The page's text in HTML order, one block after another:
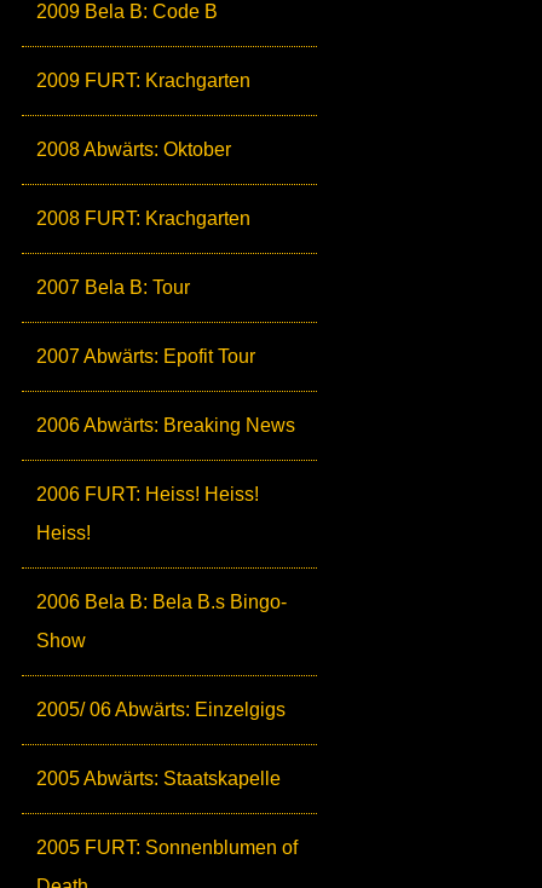
2009 Bela B: Code B
2009 FURT: Krachgarten
2008 Abwärts: Oktober
2008 FURT: Krachgarten
2007 Bela B: Tour
2007 Abwärts: Epofit Tour
2006 Abwärts: Breaking News
2006 FURT: Heiss! Heiss!
Heiss!
2006 Bela B: Bela B.s Bingo-
Show
2005/ 06 Abwärts: Einzelgigs
2005 Abwärts: Staatskapelle
2005 FURT: Sonnenblumen of